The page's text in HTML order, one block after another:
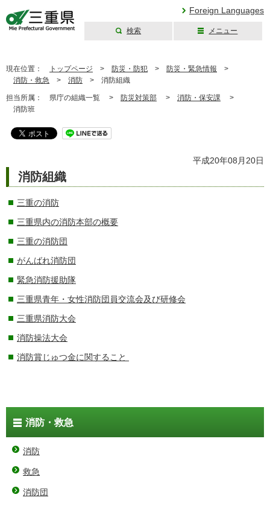
Foreign Languages
検索 メニュー
現在位置： トップページ > 防災・防犯 > 防災・緊急情報 >
消防・救急 > 消防 > 消防組織
担当所属： 県庁の組織一覧 > 防災対策部 > 消防・保安課 >
消防班
平成20年08月20日
消防組織
三重の消防
三重県内の消防本部の概要
三重の消防団
がんばれ消防団
緊急消防援助隊
三重県青年・女性消防団員交流会及び研修会
三重県消防大会
消防操法大会
消防賞じゅつ金に関すること
消防・救急
消防
救急
消防団